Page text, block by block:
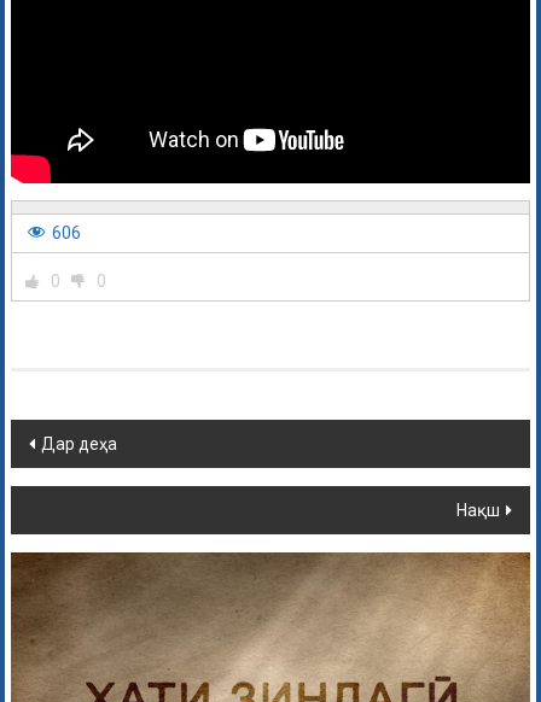
606
0 0
Дар деҳа
Нақш